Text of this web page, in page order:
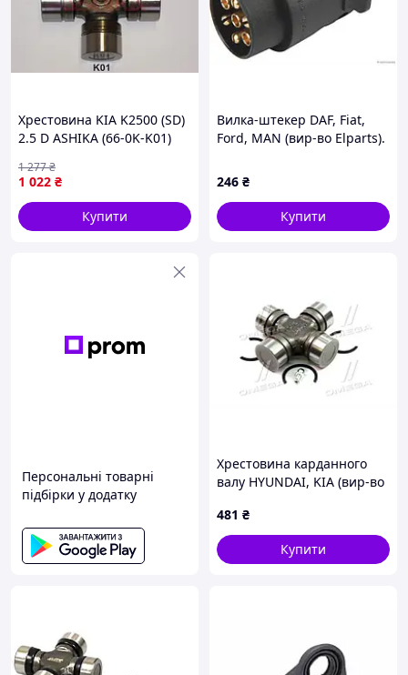
Хрестовина KIA K2500 (SD)
2.5 D ASHIKA (66-0K-K01)
1 022 ₴
1 277₴
Купити
Вилка-штекер DAF, Fiat,
Ford, MAN (вир-во Elparts).
246 ₴
Купити
Персональні товарні
підбірки у додатку
Хрестовина карданного
валу HYUNDAI, KIA (вир-во
481 ₴
Купити